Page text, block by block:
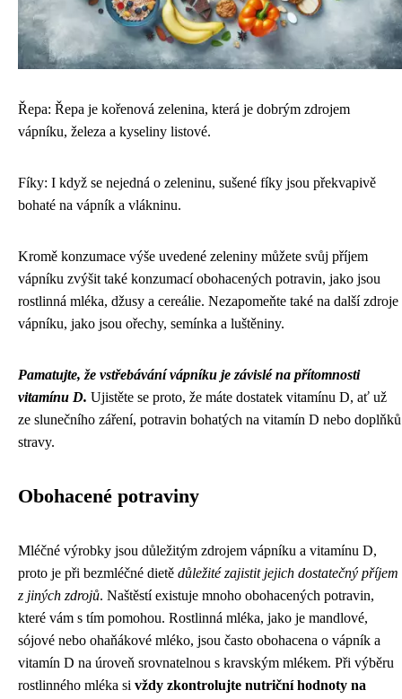
Řepa: Řepa je kořenová zelenina, která je dobrým zdrojem
vápníku, železa a kyseliny listové.
Fíky: I když se nejedná o zeleninu, sušené fíky jsou překvapivě
bohaté na vápník a vlákninu.
Kromě konzumace výše uvedené zeleniny můžete svůj příjem
vápníku zvýšit také konzumací obohacených potravin, jako jsou
rostlinná mléka, džusy a cereálie. Nezapomeňte také na další zdroje
vápníku, jako jsou ořechy, semínka a luštěniny.
Pamatujte, že vstřebávání vápníku je závislé na přítomnosti
vitamínu D. Ujistěte se proto, že máte dostatek vitamínu D, ať už
ze slunečního záření, potravin bohatých na vitamín D nebo doplňků
stravy.
Obohacené potraviny
Mléčné výrobky jsou důležitým zdrojem vápníku a vitamínu D,
proto je při bezmléčné dietě důležité zajistit jejich dostatečný příjem
z jiných zdrojů. Naštěstí existuje mnoho obohacených potravin,
které vám s tím pomohou. Rostlinná mléka, jako je mandlové,
sójové nebo ohaňákové mléko, jsou často obohacena o vápník a
vitamín D na úroveň srovnatelnou s kravským mlékem. Při výběru
rostlinného mléka si vždy zkontrolujte nutriční hodnoty na